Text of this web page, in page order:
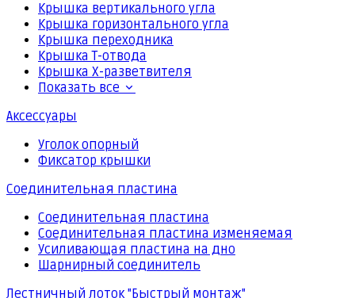
Крышка вертикального угла
Крышка горизонтального угла
Крышка переходника
Крышка Т-отвода
Крышка Х-разветвителя
Показать все
Аксессуары
Уголок опорный
Фиксатор крышки
Соединительная пластина
Соединительная пластина
Соединительная пластина изменяемая
Усиливающая пластина на дно
Шарнирный соединитель
Лестничный лоток "Быстрый монтаж"